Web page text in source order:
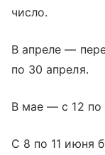
число.
В апреле —
по 30 апреля.
В мае — с 12 по
С 8 по 11 июня